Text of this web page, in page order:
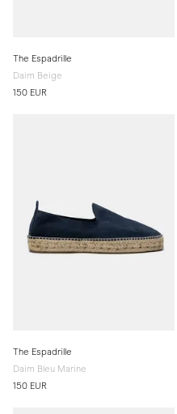
The Espadrille
Daim Beige
150 EUR
The Espadrille
Daim Bleu Marine
150 EUR